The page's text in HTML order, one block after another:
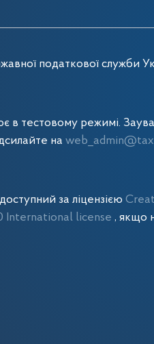
податкової служби
в тестовому режимі.
на
за ліцензією
International license, якщо